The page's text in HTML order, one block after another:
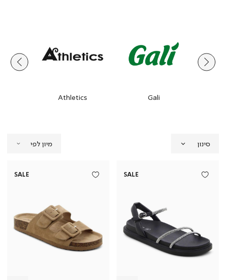
Gali
Athletics
סינון
SALE
SALE